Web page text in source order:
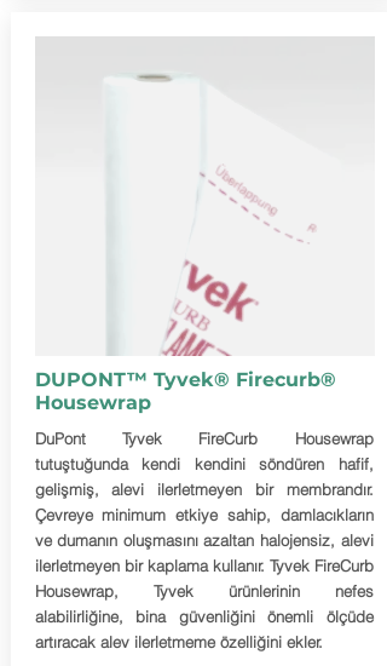
DUPONT™ Tyvek® Firecurb®
Housewrap
DuPont Tyvek FireCurb Housewrap
tutuştuğunda kendi kendini söndüren hafif,
gelişmiş, alevi ilerletmeyen bir membrandır.
Çevreye minimum etkiye sahip, damlacıkların
ve dumanın oluşmasını azaltan halojensiz, alevi
ilerletmeyen bir kaplama kullanır. Tyvek FireCurb
Housewrap, Tyvek ürünlerinin nefes
alabilirliğine, bina güvenliğini önemli ölçüde
artıracak alev ilerletmeme özelliğini ekler.